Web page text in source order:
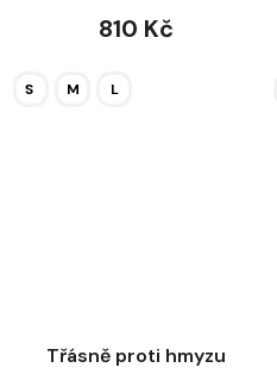
810 Kč
S M L
Třásně proti hmyzu